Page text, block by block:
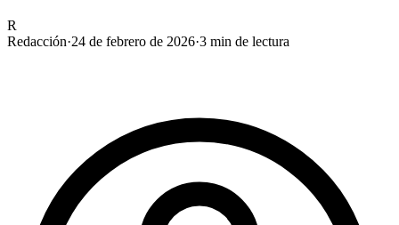
R
Redacción·24 de febrero de 2026·3 min de lectura